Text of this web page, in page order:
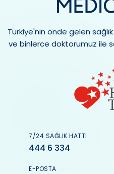
Türkiye'nin önde gelen
ve binlerce doktorumuz ile
7/24 SAĞLIK HATTI
444 6 334
E-POSTA